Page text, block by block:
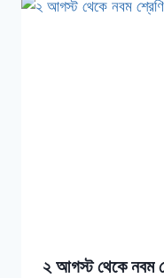
২ আগস্ট থেকে নবম